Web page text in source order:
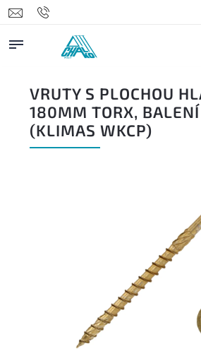
VRUTY S PLOCHOU
180MM TORX,
(KLIMAS WKCP)